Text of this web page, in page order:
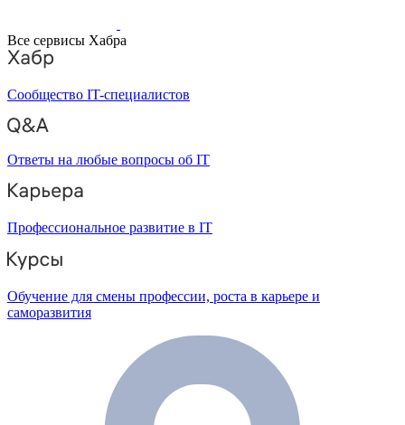
Все сервисы Хабра
Сообщество IT-специалистов
Ответы на любые вопросы об IT
Профессиональное развитие в IT
Обучение для смены профессии, роста в карьере и
саморазвития